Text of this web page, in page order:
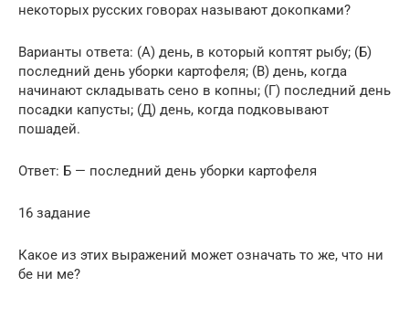
некоторых русских говорах называют докопками?
Варианты ответа: (А) день, в который коптят рыбу; (Б)
последний день уборки картофеля; (В) день, когда
начинают складывать сено в копны; (Г) последний день
посадки капусты; (Д) день, когда подковывают
пошадей.
Ответ: Б — последний день уборки картофеля
16 задание
Какое из этих выражений может означать то же, что ни
бе ни ме?